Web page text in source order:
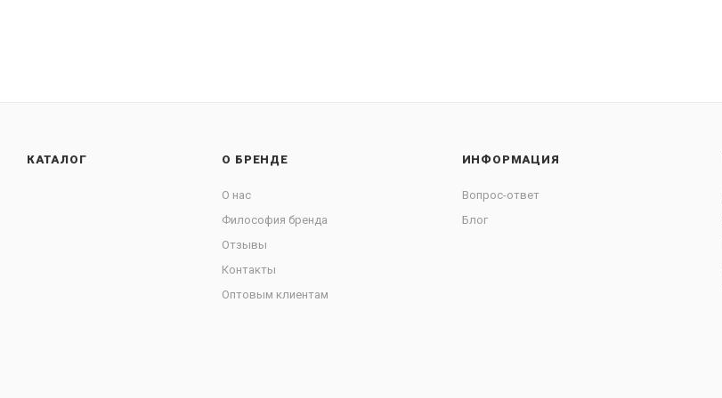
КАТАЛОГ О БРЕНДЕ
О нас
Философия бренда
Отзывы
Контакты
Оптовым клиентам
ИНФОРМАЦИЯ
Вопрос-ответ
Блог